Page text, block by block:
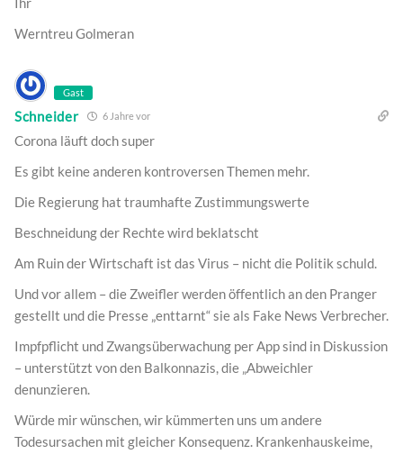
Werntreu Golmeran
Gast
Schneider 6 Jahre vor
Corona läuft doch super
Es gibt keine anderen kontroversen Themen mehr.
Die Regierung hat traumhafte Zustimmungswerte
Beschneidung der Rechte wird beklatscht
Am Ruin der Wirtschaft ist das Virus – nicht die Politik schuld.
Und vor allem – die Zweifler werden öffentlich an den Pranger
gestellt und die Presse „enttarnt“ sie als Fake News Verbrecher.
Impfpflicht und Zwangsüberwachung per App sind in Diskussion
– unterstützt von den Balkonnazis, die „Abweichler
denunzieren.
Würde mir wünschen, wir kümmerten uns um andere
Todesursachen mit gleicher Konsequenz. Krankenhauskeime,